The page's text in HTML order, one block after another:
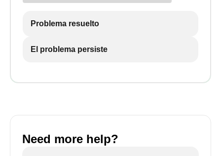
Problema resuelto
El problema persiste
Need more help?